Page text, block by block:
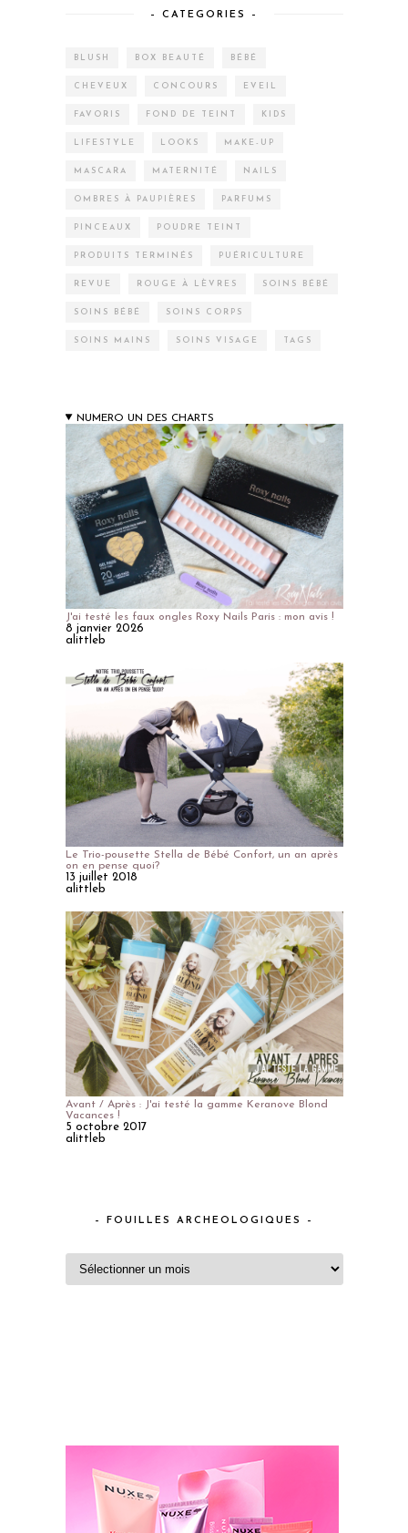
– CATEGORIES –
BLUSH BOX BEAUTÉ BÉBÉ
CHEVEUX CONCOURS EVEIL
FAVORIS FOND DE TEINT KIDS
LIFESTYLE LOOKS MAKE-UP
MASCARA MATERNITÉ NAILS
OMBRES À PAUPIÈRES PARFUMS
PINCEAUX POUDRE TEINT
PRODUITS TERMINÉS PUÉRICULTURE
REVUE ROUGE À LÈVRES SOINS BÉBÉ
SOINS BÉBÉ SOINS CORPS
SOINS MAINS SOINS VISAGE TAGS
NUMERO UN DES CHARTS
J'ai testé les faux ongles Roxy Nails Paris : mon avis !
8 janvier 2026
alittleb
Le Trio-pousette Stella de Bébé Confort, un an après
on en pense quoi?
13 juillet 2018
alittleb
Avant / Après : J'ai testé la gamme Keranove Blond
Vacances !
5 octobre 2017
alittleb
– FOUILLES ARCHEOLOGIQUES –